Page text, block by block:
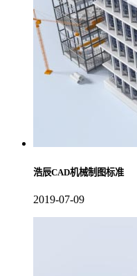
浩辰CAD机械制图标准
2019-07-09